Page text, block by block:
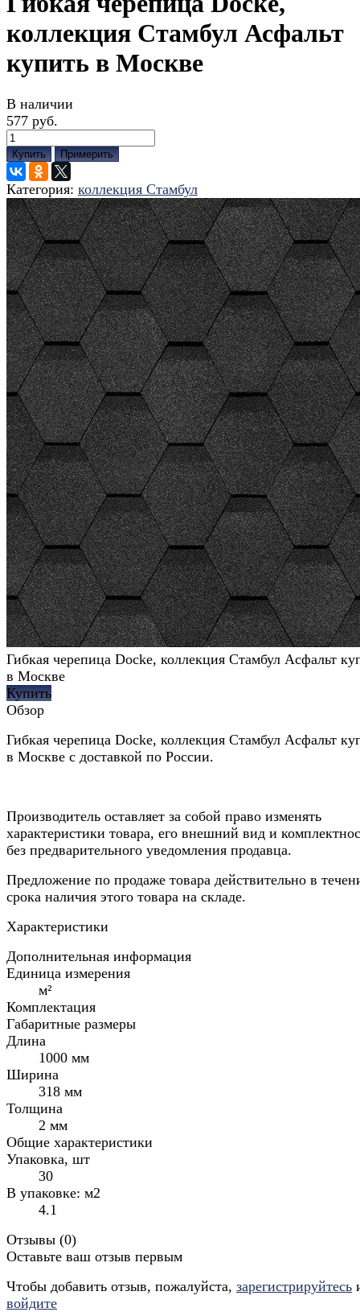
коллекция Стамбул Асфальт
купить в Москве
В наличии
577 руб.
Купить Примерить
Категория: коллекция Стамбул
Гибкая черепица Docke, коллекция Стамбул Асфальт
в Москве
Купить
Обзор
Гибкая черепица Docke, коллекция Стамбул Асфальт
в Москве с доставкой по России.
Производитель оставляет за собой право изменять
характеристики товара, его внешний вид и
без предварительного уведомления продавца.
Предложение по продаже товара действительно в
срока наличия этого товара на складе.
Характеристики
Дополнительная информация
Единица измерения
м²
Комплектация
Габаритные размеры
Длина
1000 мм
Ширина
318 мм
Толщина
2 мм
Общие характеристики
Упаковка, шт
30
В упаковке: м2
4.1
Отзывы (0)
Оставьте ваш отзыв первым
Чтобы добавить отзыв, пожалуйста, зарегистрируйтесь
войдите